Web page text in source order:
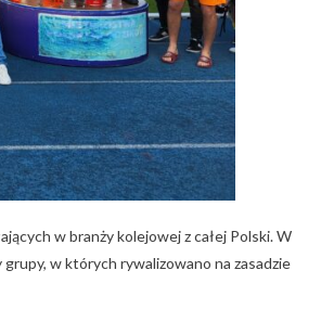
w branży kolejowej z całej Polski. W
w których rywalizowano na zasadzie